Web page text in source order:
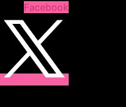
プ
Facebook